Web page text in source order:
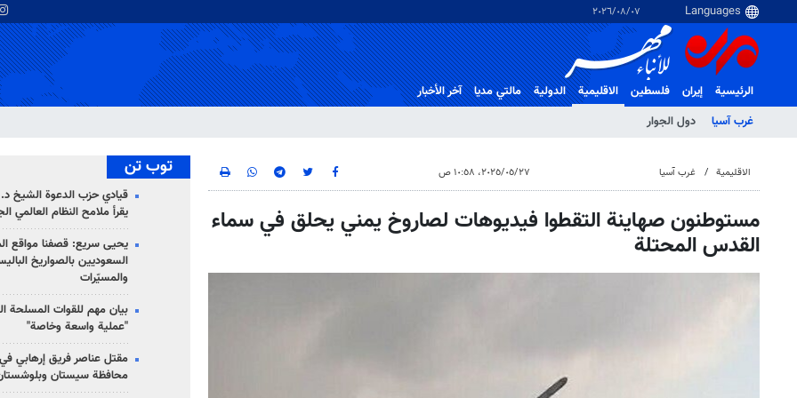
٠٧‏/٠٨‏/٢٠٢٦
الرئيسية إيران فلسطین
الاقلیمیة
غرب آسیا
دول الجوار
الدولية مالتي مدیا آخر الأخبار
الاقلیمیة غرب آسیا ٢٧‏/٠٥‏/٢٠٢٥، ١٠:٥٨ ص
مستوطنون صهاينة التقطوا فيديوهات لصاروخ يمني يحلق في سماء
القدس المحتلة
توب تن
قيادي حزب الدعوة الشيخ
يقرأ ملامح النظام العالمي
يحيى سريع: قصفنا مواقع
السعوديين بالصواريخ
والمسيّرات
بيان مهم للقوات المسلحة
"عملية واسعة وخاصة"
مقتل عناصر فريق إرهابي
محافظة سيستان